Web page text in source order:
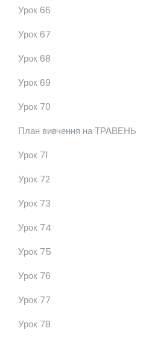
Урок 66
Урок 67
Урок 68
Урок 69
Урок 70
План вивчення на ТРАВЕНЬ
Урок 71
Урок 72
Урок 73
Урок 74
Урок 75
Урок 76
Урок 77
Урок 78